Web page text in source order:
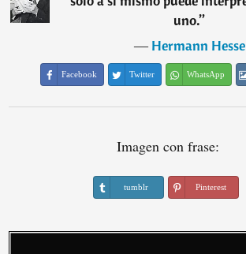
uno.”
―Hermann Hesse
Facebook Twitter WhatsApp
Imagen con frase:
tumblr Pinterest